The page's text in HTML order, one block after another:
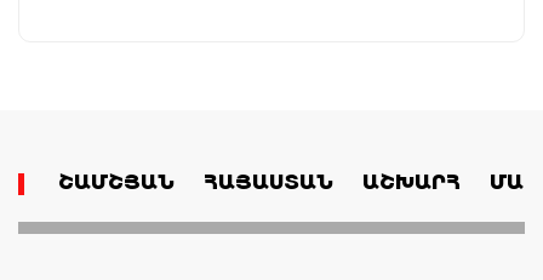
ՇԱՄՇՅԱՆ ՀԱՅԱՍՏԱՆ ԱՇԽԱՐՀ